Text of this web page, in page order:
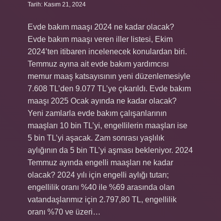
Tarih: Kasım 21, 2024
Evde bakım maaşı 2024 ne kadar olacak?
Evde bakım maaşı veren iller listesi, Ekim
2024’ten itibaren incelenecek konulardan biri.
Temmuz ayına ait evde bakım yardımcısı
memur maaş katsayısının yeni düzenlemesiyle
7.608 TL’den 9.077 TL’ye çıkarıldı. Evde bakım
maaşı 2025 Ocak ayında ne kadar olacak?
Yeni zamlarla evde bakım çalışanlarının
maaşları 10 bin TL’yi, engellilerin maaşları ise
5 bin TL’yi aşacak. Zam sonrası yaşlılık
aylığının da 5 bin TL’yi aşması bekleniyor. 2024
Temmuz ayında engelli maaşları ne kadar
olacak? 2024 yılı için engelli aylığı tutarı;
engellilik oranı %40 ile %69 arasında olan
vatandaşlarımız için 2.797,80 TL, engellilik
oranı %70 ve üzeri…